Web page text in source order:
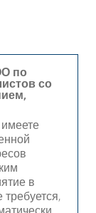
по
со
в